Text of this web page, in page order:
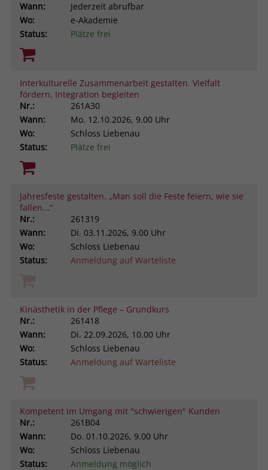
Wann:
Jederzeit abrufbar
Wo:
e-Akademie
Status:
Plätze frei
Interkulturelle Zusammenarbeit gestalten. Vielfalt
fördern, Integration begleiten
Nr.:
261A30
Wann:
Mo. 12.10.2026, 9.00 Uhr
Wo:
Schloss Liebenau
Status:
Plätze frei
Jahresfeste gestalten. „Man soll die Feste feiern, wie sie
fallen...“
Nr.:
261319
Wann:
Di. 03.11.2026, 9.00 Uhr
Wo:
Schloss Liebenau
Status:
Anmeldung auf Warteliste
Kinästhetik in der Pflege – Grundkurs
Nr.:
261418
Wann:
Di. 22.09.2026, 10.00 Uhr
Wo:
Schloss Liebenau
Status:
Anmeldung auf Warteliste
Kompetent im Umgang mit "schwierigen" Kunden
Nr.:
261B04
Wann:
Do. 01.10.2026, 9.00 Uhr
Wo:
Schloss Liebenau
Status:
Anmeldung möglich